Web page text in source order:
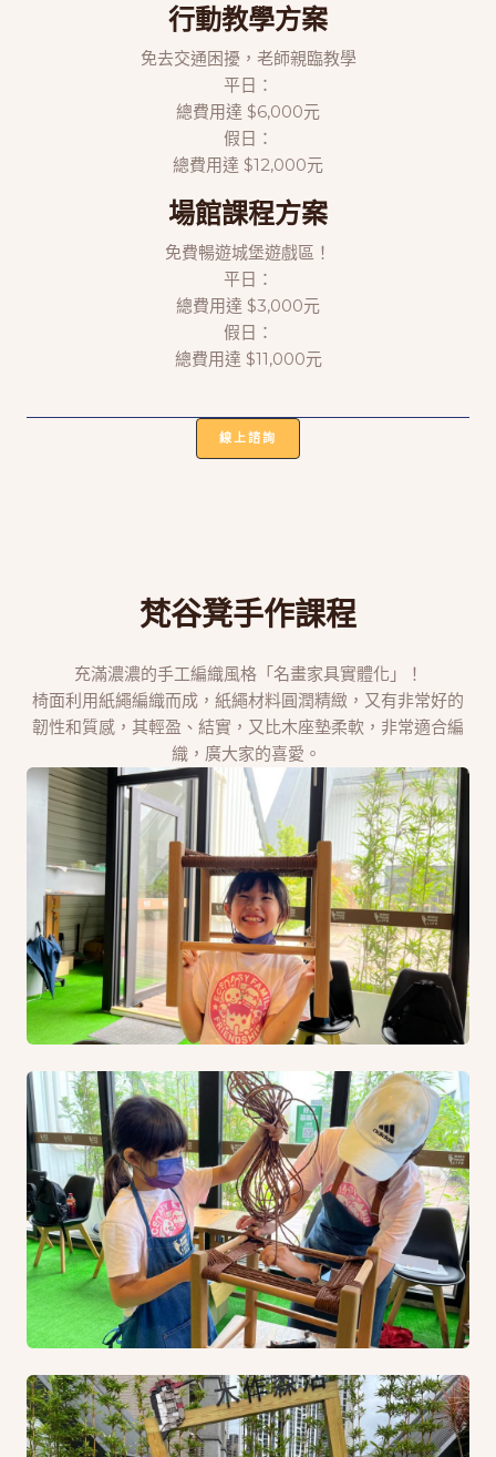
行動教學方案
免去交通困擾，老師親臨教學
平日：
總費用達 $6,000元
假日：
總費用達 $12,000元
場館課程方案
免費暢遊城堡遊戲區！
平日：
總費用達 $3,000元
假日：
總費用達 $11,000元
線上諮詢
梵谷凳手作課程
充滿濃濃的手工編織風格「名畫家具實體化」！
椅面利用紙繩編織而成，紙繩材料圓潤精緻，又有非常好的
韌性和質感，其輕盈、結實，又比木座墊柔軟，非常適合編
織，廣大家的喜愛。